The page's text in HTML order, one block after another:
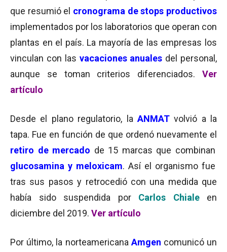
que resumió el cronograma de stops productivos
implementados por los laboratorios que operan con
plantas en el país. La mayoría de las empresas los
vinculan con las vacaciones anuales del personal,
aunque se toman criterios diferenciados. Ver
artículo
Desde el plano regulatorio, la ANMAT volvió a la
tapa. Fue en función de que ordenó nuevamente el
retiro de mercado de 15 marcas que combinan
glucosamina y meloxicam. Así el organismo fue
tras sus pasos y retrocedió con una medida que
había sido suspendida por Carlos Chiale
en
diciembre del 2019. Ver artículo
Por último, la norteamericana Amgen comunicó un